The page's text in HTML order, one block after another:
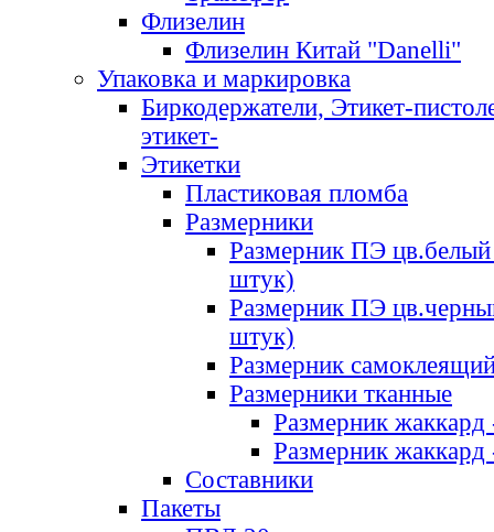
Флизелин
Флизелин Китай "Danelli"
Упаковка и маркировка
Биркодержатели, Этикет-
этикет-
Этикетки
Пластиковая пломба
Размерники
Размерник ПЭ цв.белый
штук)
Размерник ПЭ
штук)
Размерник
Размерники тканные
Размерник
Размерник
Составники
Пакеты